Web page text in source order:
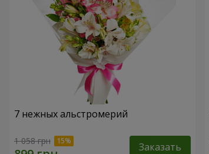
7 нежных альстромерий
1 058 грн Заказать